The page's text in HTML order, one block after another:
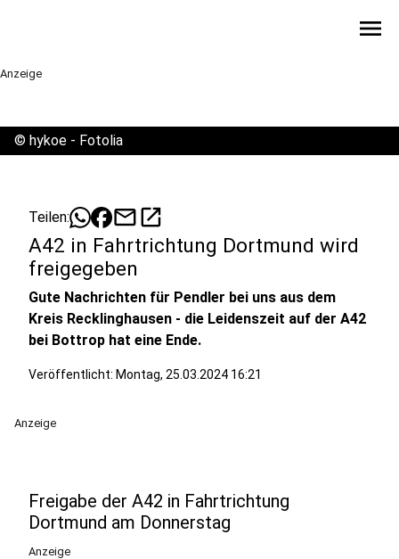
menu
Anzeige
© hykoe - Fotolia
Teilen: mailopen_in_new
A42 in Fahrtrichtung Dortmund wird
freigegeben
Gute Nachrichten für Pendler bei uns aus dem
Kreis Recklinghausen - die Leidenszeit auf der A42
bei Bottrop hat eine Ende.
Veröffentlicht: Montag, 25.03.2024 16:21
Anzeige
Freigabe der A42 in Fahrtrichtung
Dortmund am Donnerstag
Anzeige